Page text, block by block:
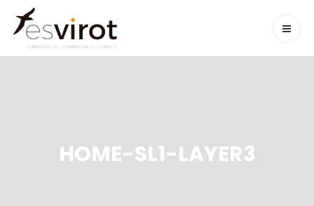
HOME-SL1-LAYER3